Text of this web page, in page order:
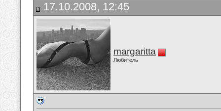
17.10.2008, 12:45
margaritta
Любитель